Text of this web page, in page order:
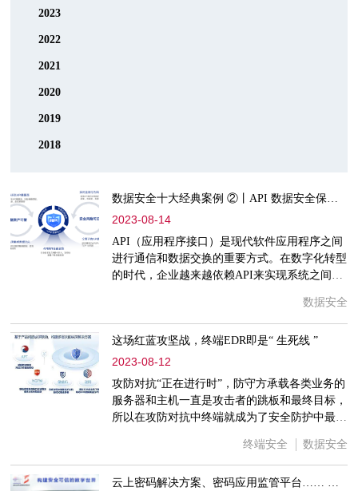
2023
2022
2021
2020
2019
2018
数据安全十大经典案例 ②丨API 数据安全保护之道
2023-08-14
API（应用程序接口）是现代软件应用程序之间
进行通信和数据交换的重要方式。在数字化转型
的时代，企业越来越依赖API来实现系统之间的
相应的安全挑战也日益增多。未经有效的保护措
施和管理，API可能成为黑客入侵和数据泄露的
漏洞。本文以案例分析切入探讨API数据安全的
重要性，并为企业提供相关解决方案和优化建
议，以确保API在数字化转型中的安全性和可靠
性。令集团头疼的“API数据安全
数据安全
这场红蓝攻坚战，终端EDR即是“ 生死线 ”
2023-08-12
攻防对抗“正在进行时”，防守方承载各类业务的
服务器和主机一直是攻击者的跳板和最终目标，
所以在攻防对抗中终端就成为了安全防护中最后
安全的守护者——安恒EDR在历年的攻防对抗中
战绩斐然，共为用户防御住超过10W次的各类威
胁攻击，据数据统计：在攻防对抗中，部署安恒
终端安全 数据安全